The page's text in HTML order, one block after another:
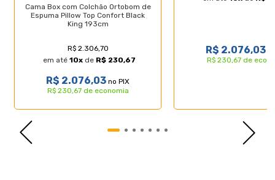
- Tipo de conforto: Firme;
- Peso máximo recomendado: até 150kg (por
- Garantia: 12 meses;
- Dimensões do produto (larg. x comp. x alt.) Super
King: 193x203x27cm.
Especificações Técnicas Base Box:
- Marca: Lucas Colchões;
- Material: Madeira tratada;
- Peso máximo recomendado: até 150 Kg (por
Cama Box com Colchão Ortobom de
Espuma Pillow Top Confort Black
King 193cm
R$ 2.306,70
em até 10xde R$ 230,67
R$ 2.076,03 no PIX
R$ 230,67 de economia
R$ 2.076,03
R$ 230,67 de